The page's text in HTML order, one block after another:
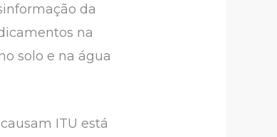
da
na
solo e na água
ITU está